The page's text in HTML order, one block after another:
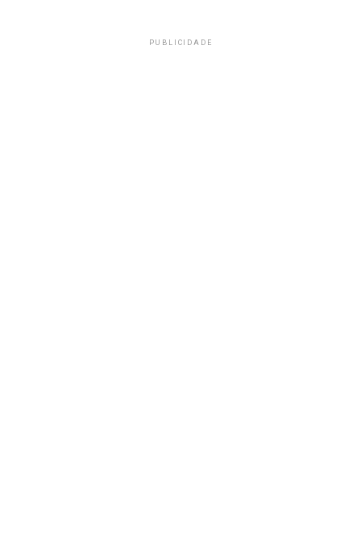
PUBLICIDADE